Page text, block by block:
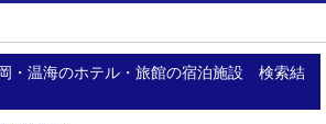
・温海のホテル・旅館の宿泊施設 検索結